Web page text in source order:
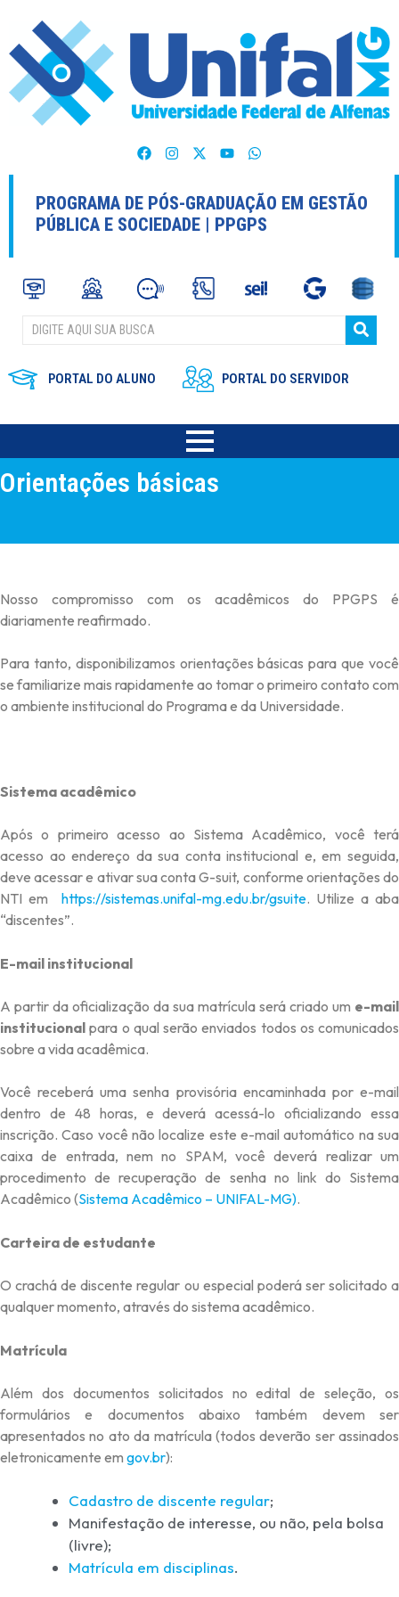
PROGRAMA DE PÓS-GRADUAÇÃO EM GESTÃO
PÚBLICA E SOCIEDADE | PPGPS
PORTAL DO ALUNO PORTAL DO SERVIDOR
Orientações básicas
Nosso compromisso com os acadêmicos do PPGPS é
diariamente reafirmado.
Para tanto, disponibilizamos orientações básicas para que você
se familiarize mais rapidamente ao tomar o primeiro contato com
o ambiente institucional do Programa e da Universidade.
Sistema acadêmico
Após o primeiro acesso ao Sistema Acadêmico, você terá
acesso ao endereço da sua conta institucional e, em seguida,
deve acessar e ativar sua conta G-suit, conforme orientações do
NTI em https://sistemas.unifal-mg.edu.br/gsuite. Utilize a aba
“discentes”.
E-mail institucional
A partir da oficialização da sua matrícula será criado um e-mail
institucional para o qual serão enviados todos os comunicados
sobre a vida acadêmica.
Você receberá uma senha provisória encaminhada por e-mail
dentro de 48 horas, e deverá acessá-lo oficializando essa
inscrição. Caso você não localize este e-mail automático na sua
caixa de entrada, nem no SPAM, você deverá realizar um
procedimento de recuperação de senha no link do Sistema
Acadêmico (Sistema Acadêmico – UNIFAL-MG).
Carteira de estudante
O crachá de discente regular ou especial poderá ser solicitado a
qualquer momento, através do sistema acadêmico.
Matrícula
Além dos documentos solicitados no edital de seleção, os
formulários e documentos abaixo também devem ser
apresentados no ato da matrícula (todos deverão ser assinados
eletronicamente em gov.br):
Cadastro de discente regular;
Manifestação de interesse, ou não, pela bolsa
(livre);
Matrícula em disciplinas.